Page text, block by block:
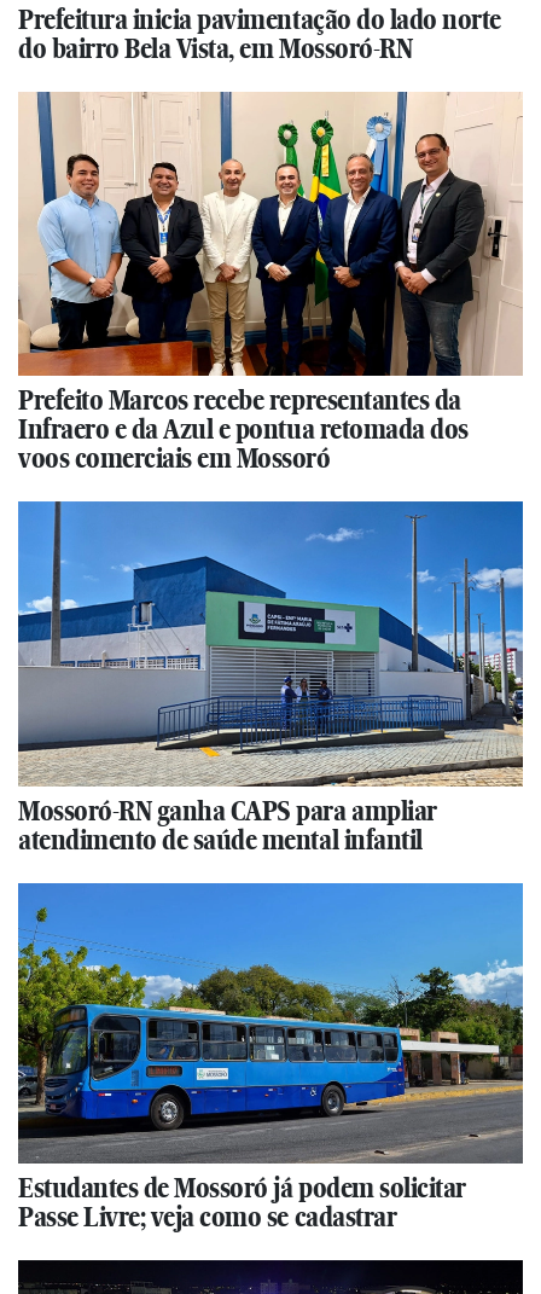
Prefeitura inicia pavimentação do lado norte
do bairro Bela Vista, em Mossoró-RN
Prefeito Marcos recebe representantes da
Infraero e da Azul e pontua retomada dos
voos comerciais em Mossoró
Mossoró-RN ganha CAPS para ampliar
atendimento de saúde mental infantil
Estudantes de Mossoró já podem solicitar
Passe Livre; veja como se cadastrar